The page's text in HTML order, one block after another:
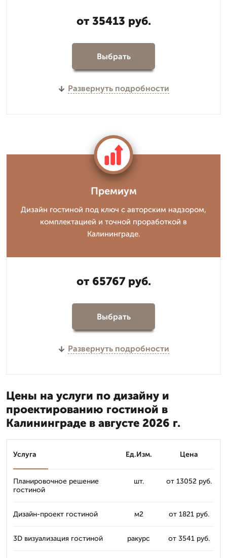
от 35413 руб.
Выбрать
Развернуть подробности
Премиум
Дизайн гостиной под ключ с авторским надзором,
комплектацией и точной проработкой в
Калининграде.
от 65767 руб.
Выбрать
Развернуть подробности
Цены на услуги по дизайну и
проектированию гостиной в
Калининграде в августе 2026 г.
Услуга Ед.Изм. Цена
Планировочное решение
гостиной
шт. от 13052 руб.
Дизайн-проект гостиной м2 от 1821 руб.
3D визуализация гостиной ракурс от 3541 руб.